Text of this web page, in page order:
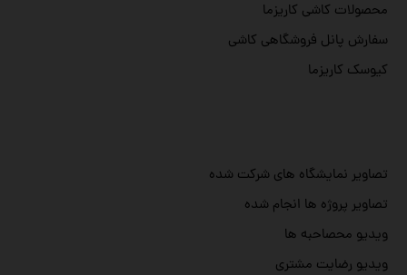
تصاویر نمایشگاه های شرکت شده
تصاویر پروژه ها انجام شده
ویدیو محصاحبه ها
ویدیو رضایت مشتری
محصولات کاشی کاریزما
سفارش پانل فروشگاهی کاشی
کیوسک کاریزما